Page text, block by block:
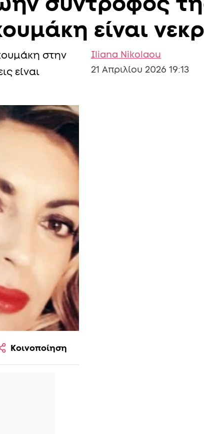
σύντροφος
είναι
στην
είναι
Iliana Nikolaou
21 Απριλίου 2026 19:13
Κοινοποίηση